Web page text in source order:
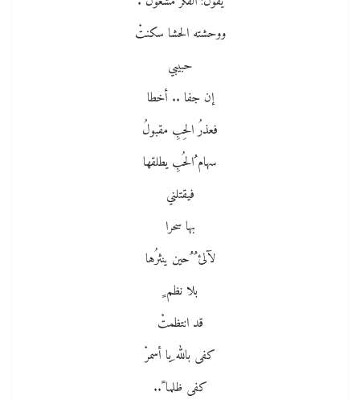
ووحشته الحشا سكنتْ
حبيبي
إن جفا .. أخطا
فعذرُ الحِبِ مقبولُ
سهام ُالحُبِ يطلقها
فيقتلني
بها سحرا
لآلئ ُ ُحين ينثرُها
بلا نظم ٍ
قد انتظمتْ
كفى بالله ِيا أسمرْ
كفى ظلما ً..